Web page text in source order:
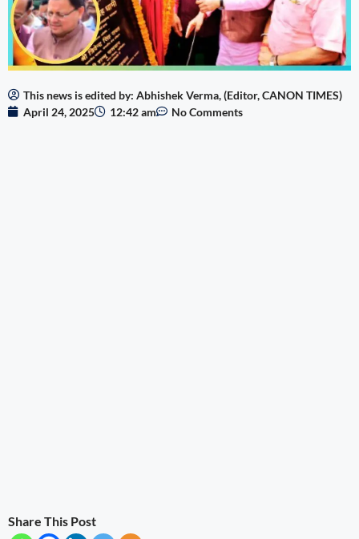
This news is edited by: Abhishek Verma, (Editor, CANON TIMES)
April 24, 2025
12:42 am No Comments
Share This Post